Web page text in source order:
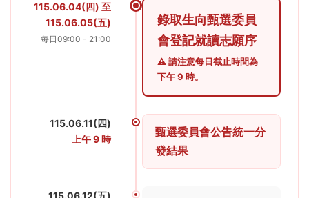
115.06.04(四) 至
115.06.05(五)
每日09:00 - 21:00
錄取生向甄選委員
會登記就讀志願序
⚠️ 請注意每日截止時間為
下午 9 時。
115.06.11(四)
上午 9 時
甄選委員會公告統一分
發結果
115.06.12(五)